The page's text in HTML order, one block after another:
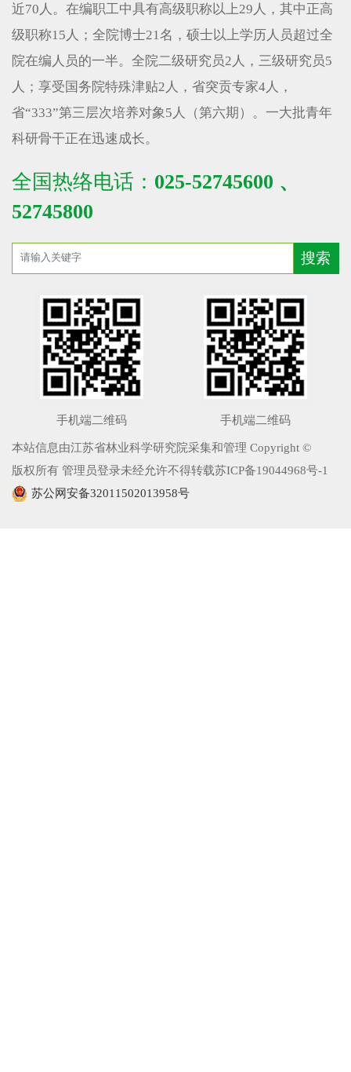
近70人。在编职工中具有高级职称以上29人，其中正高
级职称15人；全院博士21名，硕士以上学历人员超过全
院在编人员的一半。全院二级研究员2人，三级研究员5
人；享受国务院特殊津贴2人，省突贡专家4人，
省“333”第三层次培养对象5人（第六期）。一大批青年
科研骨干正在迅速成长。
全国热络电话： 025-52745600 、
52745800
手机端二维码 手机端二维码
本站信息由江苏省林业科学研究院采集和管理 Copyright ©
版权所有 管理员登录未经允许不得转载苏ICP备19044968号-1
苏公网安备32011502013958号